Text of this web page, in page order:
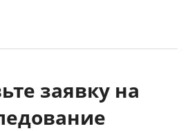
заявку на